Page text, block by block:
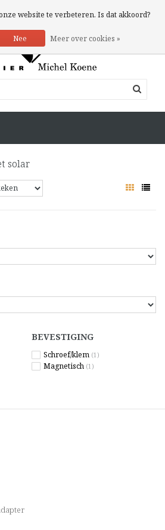
0 Artikelen
solar
BEVESTIGING
Schroef/klem (1)
Magnetisch (1)
website te verbeteren. Is dat akkoord?
Nee Meer over cookies »